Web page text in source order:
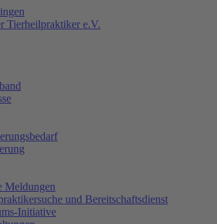
Meldungen
und Bereitschaftsdienst
Initiative